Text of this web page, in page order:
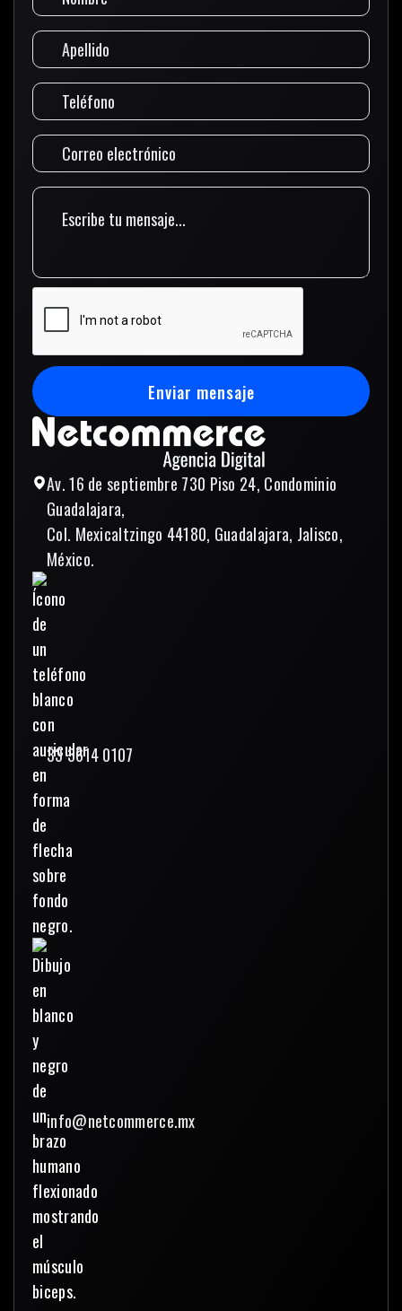
Av. 16 de septiembre 730 Piso 24, Condominio
Guadalajara,
Col. Mexicaltzingo 44180, Guadalajara, Jalisco,
México.
33 3614 0107
info@netcommerce.mx
Enviar mensaje
Enviar mensaje